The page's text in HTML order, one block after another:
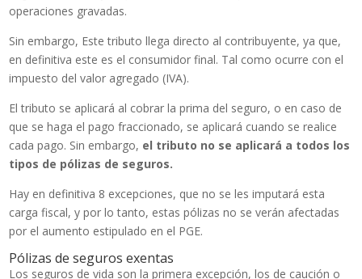
operaciones gravadas.
Sin embargo, Este tributo llega directo al contribuyente, ya que,
en definitiva este es el consumidor final. Tal como ocurre con el
impuesto del valor agregado (IVA).
El tributo se aplicará al cobrar la prima del seguro, o en caso de
que se haga el pago fraccionado, se aplicará cuando se realice
cada pago. Sin embargo, el tributo no se aplicará a todos los
tipos de pólizas de seguros.
Hay en definitiva 8 excepciones, que no se les imputará esta
carga fiscal, y por lo tanto, estas pólizas no se verán afectadas
por el aumento estipulado en el PGE.
Pólizas de seguros exentas
Los seguros de vida son la primera excepción, los de caución o